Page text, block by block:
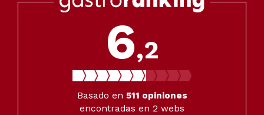
6,2
Basado en 511 opiniones
encontradas en 2 webs